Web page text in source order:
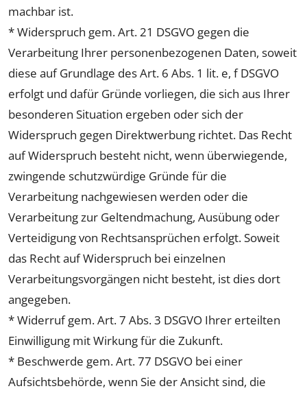
machbar ist.
* Widerspruch gem. Art. 21 DSGVO gegen die
Verarbeitung Ihrer personenbezogenen Daten, soweit
diese auf Grundlage des Art. 6 Abs. 1 lit. e, f DSGVO
erfolgt und dafür Gründe vorliegen, die sich aus Ihrer
besonderen Situation ergeben oder sich der
Widerspruch gegen Direktwerbung richtet. Das Recht
auf Widerspruch besteht nicht, wenn überwiegende,
zwingende schutzwürdige Gründe für die
Verarbeitung nachgewiesen werden oder die
Verarbeitung zur Geltendmachung, Ausübung oder
Verteidigung von Rechtsansprüchen erfolgt. Soweit
das Recht auf Widerspruch bei einzelnen
Verarbeitungsvorgängen nicht besteht, ist dies dort
angegeben.
* Widerruf gem. Art. 7 Abs. 3 DSGVO Ihrer erteilten
Einwilligung mit Wirkung für die Zukunft.
* Beschwerde gem. Art. 77 DSGVO bei einer
Aufsichtsbehörde, wenn Sie der Ansicht sind, die